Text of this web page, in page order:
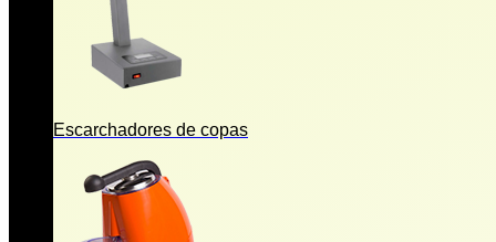
Escarchadores de copas